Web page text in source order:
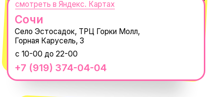
WhatsApp
8 800 550-06-92
macrocosm_store@mail.ru
КОНТАКТЫ
Вакансии
Реквизиты
Магазины